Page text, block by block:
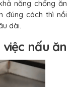
năng chống ăn
đúng cách thì nồi
dài.
nấu ăn